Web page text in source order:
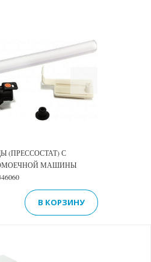
(ПРЕССОСТАТ) С
МАШИНЫ
В КОРЗИНУ